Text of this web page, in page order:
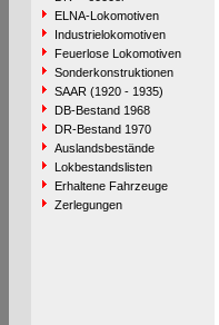
ELNA-Lokomotiven
Industrielokomotiven
Feuerlose Lokomotiven
Sonderkonstruktionen
SAAR (1920 - 1935)
DB-Bestand 1968
DR-Bestand 1970
Auslandsbestände
Lokbestandslisten
Erhaltene Fahrzeuge
Zerlegungen